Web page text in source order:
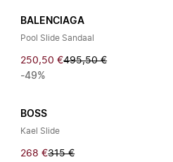
BALENCIAGA
Pool Slide Sandaal
250,50 €495,50 €
-49%
BOSS
Kael Slide
268 €315 €